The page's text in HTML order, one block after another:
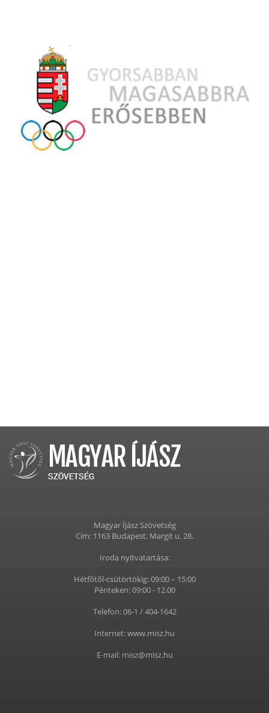
Magyar Íjász Szövetség
Cím: 1163 Budapest, Margit u. 28.
Iroda nyitvatartása:
Hétfőtől-csütörtökig: 09:00 – 15:00
Pénteken: 09:00 - 12.00
Telefon: 06-1 / 404-1642
Internet: www.misz.hu
E-mail: misz@misz.hu